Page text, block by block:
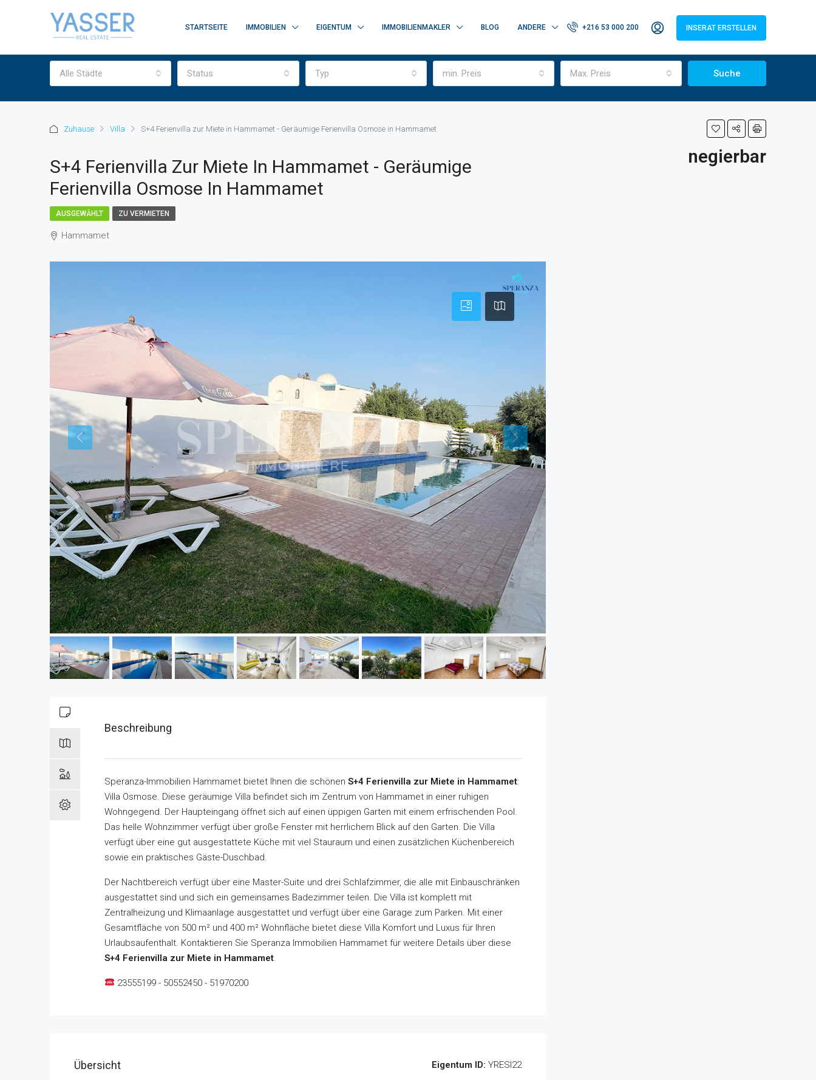
STARTSEITE IMMOBILIEN EIGENTUM IMMOBILIENMAKLER BLOG ANDERE +216 53 000 200 INSERAT ERSTELLEN
Alle Städte Status Typ min. Preis Max. Preis Suche
Zuhause Villa S+4 Ferienvilla zur Miete in Hammamet - Geräumige Ferienvilla Osmose in Hammamet
S+4 Ferienvilla Zur Miete In Hammamet - Geräumige
Ferienvilla Osmose In Hammamet
negierbar
AUSGEWÄHLT ZU VERMIETEN
Hammamet
Beschreibung
Speranza-Immobilien Hammamet bietet Ihnen die schönen S+4 Ferienvilla zur Miete in Hammamet:
Villa Osmose. Diese geräumige Villa befindet sich im Zentrum von Hammamet in einer ruhigen
Wohngegend. Der Haupteingang öffnet sich auf einen üppigen Garten mit einem erfrischenden Pool.
Das helle Wohnzimmer verfügt über große Fenster mit herrlichem Blick auf den Garten. Die Villa
verfügt über eine gut ausgestattete Küche mit viel Stauraum und einen zusätzlichen Küchenbereich
sowie ein praktisches Gäste-Duschbad.
Der Nachtbereich verfügt über eine Master-Suite und drei Schlafzimmer, die alle mit Einbauschränken
ausgestattet sind und sich ein gemeinsames Badezimmer teilen. Die Villa ist komplett mit
Zentralheizung und Klimaanlage ausgestattet und verfügt über eine Garage zum Parken. Mit einer
Gesamtfläche von 500 m² und 400 m² Wohnfläche bietet diese Villa Komfort und Luxus für Ihren
Urlaubsaufenthalt. Kontaktieren Sie Speranza Immobilien Hammamet für weitere Details über diese
S+4 Ferienvilla zur Miete in Hammamet.
23555199 - 50552450 - 51970200
Übersicht Eigentum ID: YRESI22